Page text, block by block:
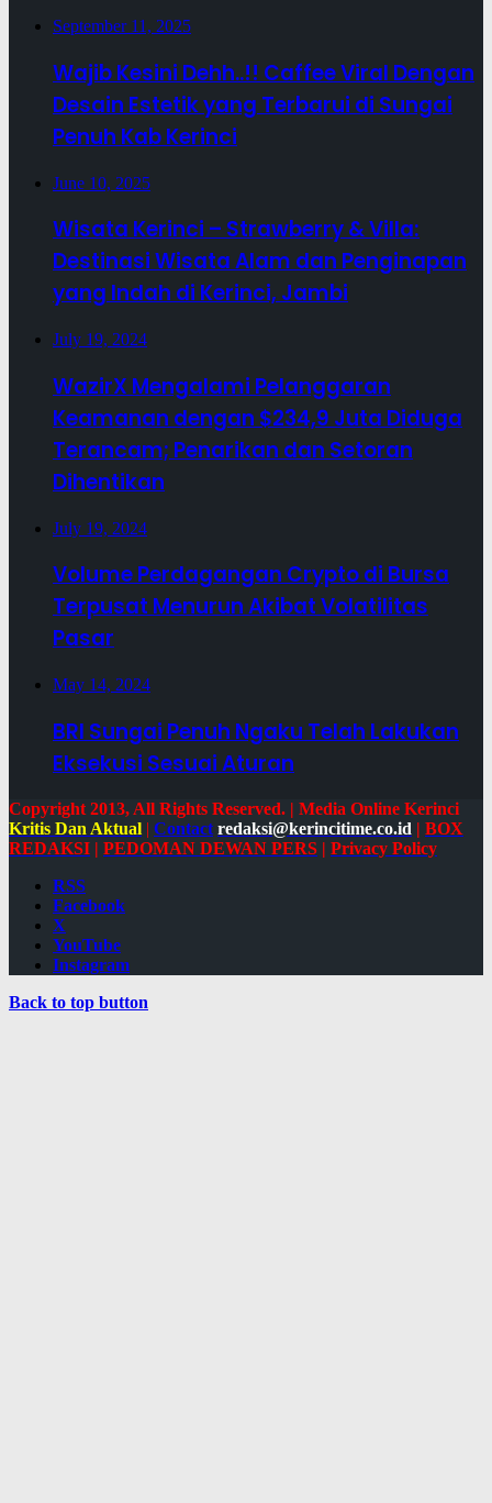
September 11, 2025
Wajib Kesini Dehh..!! Caffee Viral Dengan
Desain Estetik yang Terbarui di Sungai
Penuh Kab Kerinci
June 10, 2025
Wisata Kerinci – Strawberry & Villa:
Destinasi Wisata Alam dan Penginapan
yang Indah di Kerinci, Jambi
July 19, 2024
WazirX Mengalami Pelanggaran
Keamanan dengan $234,9 Juta Diduga
Terancam; Penarikan dan Setoran
Dihentikan
July 19, 2024
Volume Perdagangan Crypto di Bursa
Terpusat Menurun Akibat Volatilitas
Pasar
May 14, 2024
BRI Sungai Penuh Ngaku Telah Lakukan
Eksekusi Sesuai Aturan
Copyright 2013, All Rights Reserved. | Media Online Kerinci
Kritis Dan Aktual
Contact redaksi@kerincitime.co.id
BOX
REDAKSI
PEDOMAN DEWAN PERS
Privacy Policy
RSS
Facebook
X
YouTube
Instagram
Back to top button